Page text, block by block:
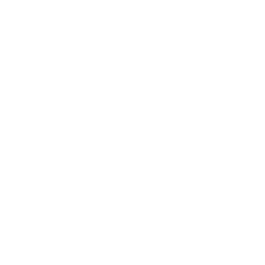
správnou koordinaci rukou a očí, chvíli
trpělivosti. Díky neutrálním barvám je skvělým